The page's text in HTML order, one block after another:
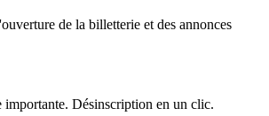
de la billetterie et des annonces
importante. Désinscription en un clic.